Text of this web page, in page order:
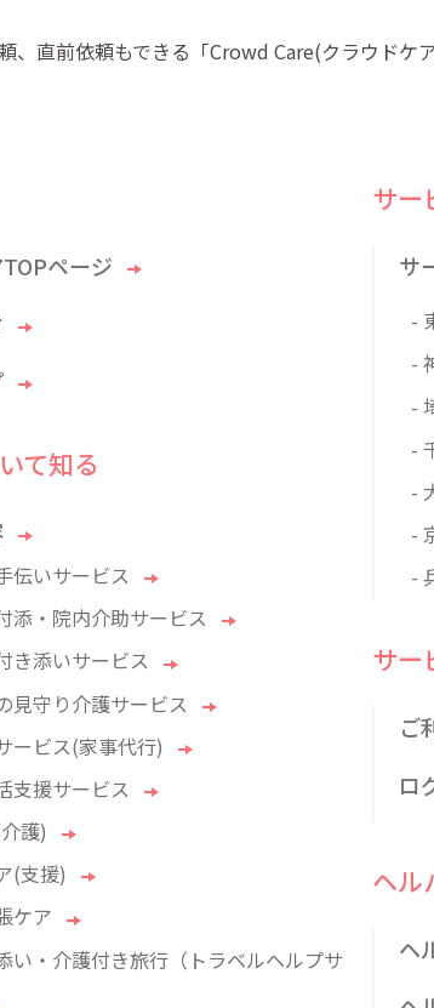
直前依頼もできる「Crowd Care(クラウドケア
ページ
て知る
伝いサービス
添・院内介助サービス
き添いサービス
見守り介護サービス
ービス(家事代行)
支援サービス
護)
(支援)
ケア
い・介護付き旅行（トラベルヘルプサ
サー
サ
-
-
-
-
-
-
-
サー
ご
ロ
ヘル
ヘ